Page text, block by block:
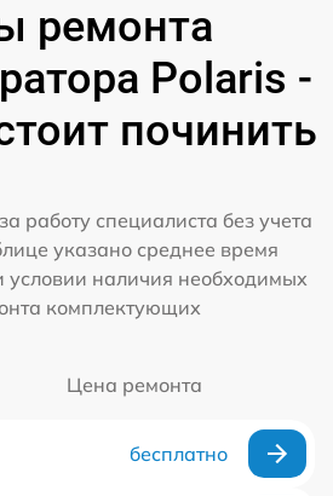
ремонта
Polaris -
починить
работу специалиста без учета
указано среднее время
условии наличия необходимых
комплектующих
Цена ремонта
бесплатно